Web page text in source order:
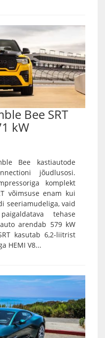
Bee SRT
kW
Bee kastiautode
jõudlusosi.
komplekt
võimsuse enam kui
seeriamudeliga, vaid
tehase
arendab 579 kW
kasutab 6,2-liitrist
HEMI V8...